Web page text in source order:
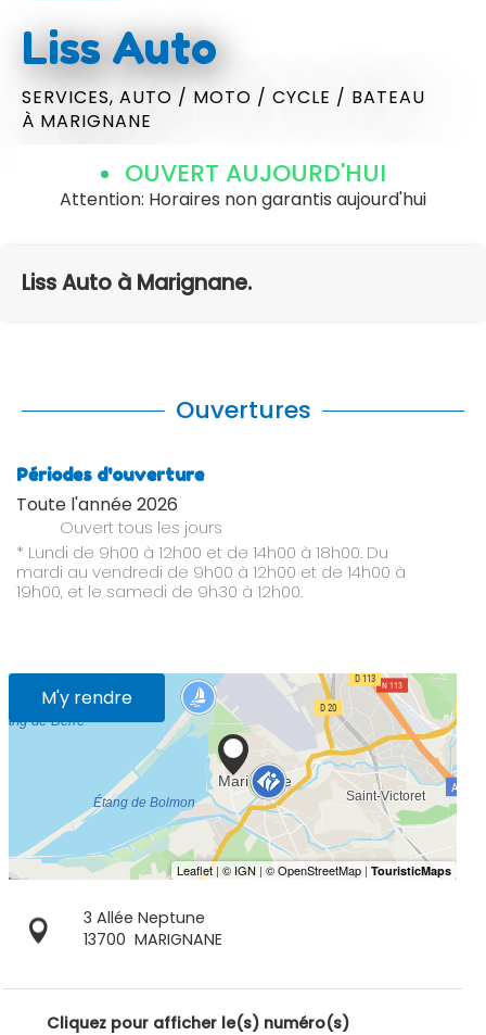
Liss Auto
SERVICES, AUTO / MOTO / CYCLE / BATEAU
À MARIGNANE
OUVERT AUJOURD'HUI
Attention: Horaires non garantis aujourd'hui
Liss Auto à Marignane.
Ouvertures
Périodes d'ouverture
Toute l'année 2026
Ouvert tous les jours
* Lundi de 9h00 à 12h00 et de 14h00 à 18h00. Du
mardi au vendredi de 9h00 à 12h00 et de 14h00 à
19h00, et le samedi de 9h30 à 12h00.
M'y rendre
3 Allée Neptune
13700 MARIGNANE
Cliquez pour afficher le(s) numéro(s)